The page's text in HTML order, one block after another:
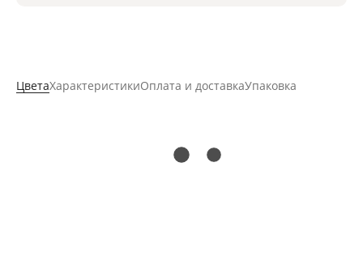
ЦветаХарактеристикиОплата и доставкаУпаковка